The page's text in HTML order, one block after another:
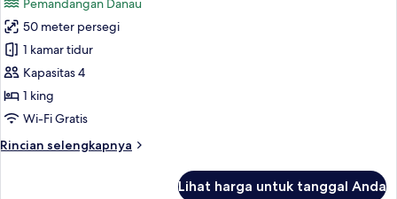
tidur,
pemandangan
danau
foto
untuk
Apartemen
Superior,
1
kamar
dapur
Pemandangan Danau
50 meter persegi
1 kamar tidur
Kapasitas 4
1 king
Wi-Fi Gratis
Rincian selengkapnya
Rincian
Lihat harga untuk tanggal Anda